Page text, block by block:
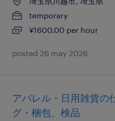
temporary
¥1600.00 per hour
posted 26 may 2026
アパレル・日用雑貨の
グ・梱包、検品